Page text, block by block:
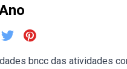
bncc das atividades